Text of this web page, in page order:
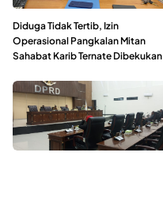
Diduga Tidak Tertib, Izin
Operasional Pangkalan Mitan
Sahabat Karib Ternate Dibekukan